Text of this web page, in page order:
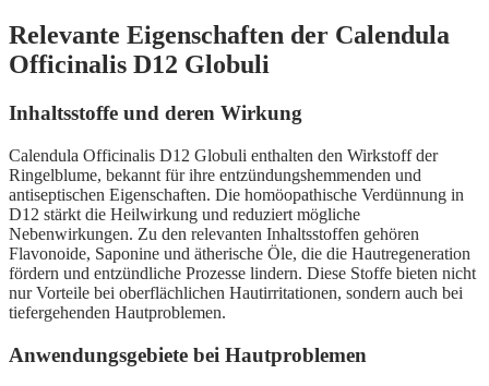
Relevante Eigenschaften der Calendula
Officinalis D12 Globuli
Inhaltsstoffe und deren Wirkung
Calendula Officinalis D12 Globuli enthalten den Wirkstoff der
Ringelblume, bekannt für ihre entzündungshemmenden und
antiseptischen Eigenschaften. Die homöopathische Verdünnung in
D12 stärkt die Heilwirkung und reduziert mögliche
Nebenwirkungen. Zu den relevanten Inhaltsstoffen gehören
Flavonoide, Saponine und ätherische Öle, die die Hautregeneration
fördern und entzündliche Prozesse lindern. Diese Stoffe bieten nicht
nur Vorteile bei oberflächlichen Hautirritationen, sondern auch bei
tiefergehenden Hautproblemen.
Anwendungsgebiete bei Hautproblemen